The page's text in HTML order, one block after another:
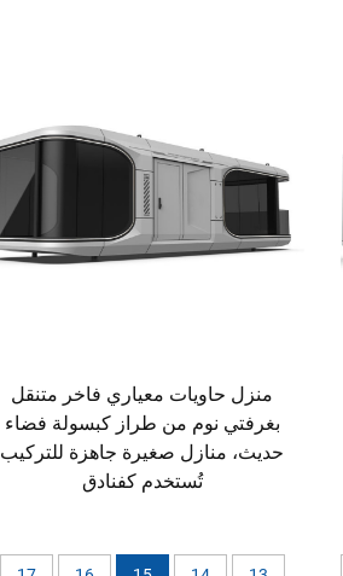
منزل حاويات معياري فاخر متنقل
بغرفتي نوم من طراز كبسولة فضاء
حديث، منازل صغيرة جاهزة للتركيب
تُستخدم كفنادق